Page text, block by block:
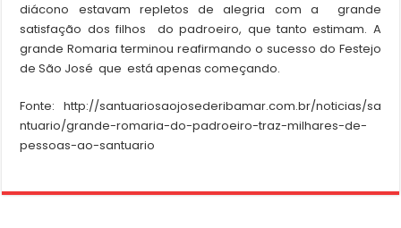
diácono estavam repletos de alegria com a grande
satisfação dos filhos do padroeiro, que tanto estimam. A
grande Romaria terminou reafirmando o sucesso do Festejo
de São José que está apenas começando.
Fonte: http://santuariosaojosederibamar.com.br/noticias/sa
ntuario/grande-romaria-do-padroeiro-traz-milhares-de-
pessoas-ao-santuario